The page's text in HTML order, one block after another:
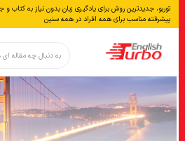
توربو، جدیدترین روش برای یادگیری زبان بدون نياز به كتاب و
پیشرفته مناسب برای همه افراد در همه سنین
برای: